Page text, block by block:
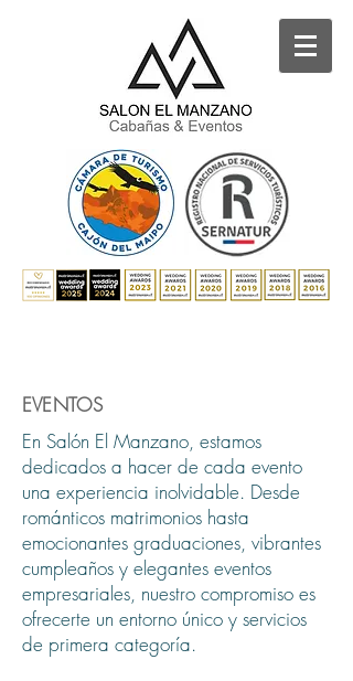
EVENTOS
En Salón El Manzano, estamos
dedicados a hacer de cada evento
una experiencia inolvidable. Desde
románticos matrimonios hasta
emocionantes graduaciones, vibrantes
cumpleaños y elegantes eventos
empresariales, nuestro compromiso es
ofrecerte un entorno único y servicios
de primera categoría.